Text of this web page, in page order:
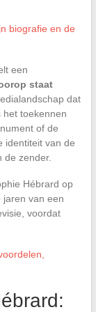
biografie en de
een
staat
dat
het toekennen
of de
identiteit van de
de zender.
Hébrard op
jaren van een
voordat